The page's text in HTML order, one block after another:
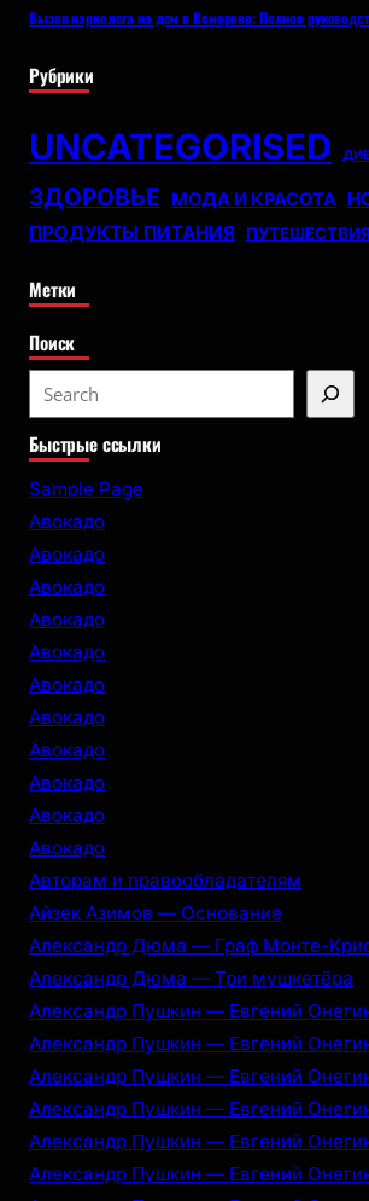
Вызов нарколога на дом в Кемерово: Полное
Рубрики
UNCATEGORISED
ЗДОРОВЬЕ МОДА И КРАСОТА
ПРОДУКТЫ ПИТАНИЯ
ПУТЕШЕСТВИЯ
Метки
Поиск
e
a
r
Быстрые ссылки
Sample Page
Авокадо
Авокадо
Авокадо
Авокадо
Авокадо
Авокадо
Авокадо
Авокадо
Авокадо
Авокадо
Авокадо
Авторам и правообладателям
Айзек Азимов — Основание
Александр Дюма — Граф Монте-
Александр Дюма — Три мушкетёра
Александр Пушкин — Евгений
Александр Пушкин — Евгений
Александр Пушкин — Евгений
Александр Пушкин — Евгений
Александр Пушкин — Евгений
Александр Пушкин — Евгений